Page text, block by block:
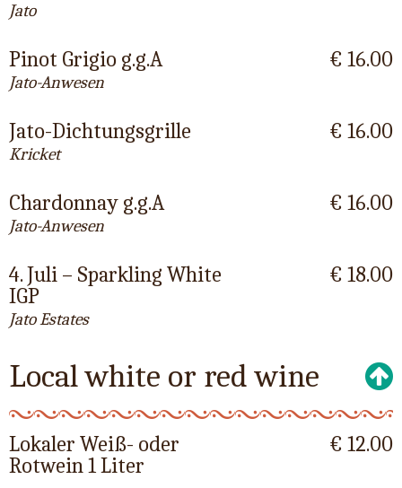
Jato
Pinot Grigio g.g.A
Jato-Anwesen
€ 16.00
Jato-Dichtungsgrille
Kricket
€ 16.00
Chardonnay g.g.A
Jato-Anwesen
€ 16.00
4. Juli – Sparkling White
IGP
Jato Estates
€ 18.00
Local white or red wine
Lokaler Weiß- oder
Rotwein 1 Liter
€ 12.00